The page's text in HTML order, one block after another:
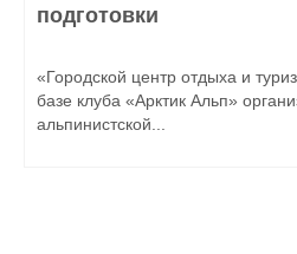
подготовки
«Городской центр отдыха и
базе клуба «Арктик Альп»
альпинистской...